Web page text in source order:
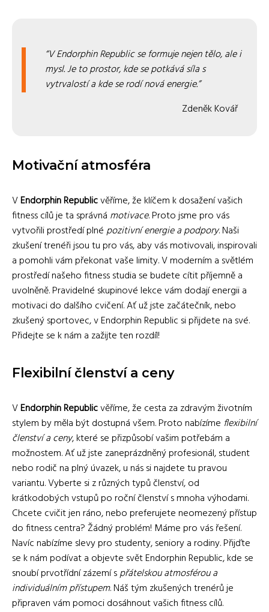
V Endorphin Republic se formuje nejen tělo, ale i
mysl. Je to prostor, kde se potkává síla s
vytrvalostí a kde se rodí nová energie.
Zdeněk Kovář
Motivační atmosféra
VEndorphin Republicvěříme, že klíčem k dosažení vašich
fitness cílů je ta správná motivace. Proto jsme pro vás
vytvořili prostředí plnépozitivní energie a podpory. Naši
zkušení trenéři jsou tu pro vás, aby vás motivovali, inspirovali
a pomohli vám překonat vaše limity. V moderním a světlém
prostředí našeho fitness studia se budete cítit příjemně a
uvolněně. Pravidelné skupinové lekce vám dodají energii a
motivaci do dalšího cvičení. Ať už jste začátečník, nebo
zkušený sportovec, v Endorphin Republic si přijdete na své.
Přidejte se k nám a zažijte ten rozdíl!
Flexibilní členství a ceny
VEndorphin Republicvěříme, že cesta za zdravým životním
stylem by měla být dostupná všem. Proto nabízíme flexibilní
členství a ceny, které se přizpůsobí vašim potřebám a
možnostem. Ať už jste zaneprázdněný profesionál, student
nebo rodič na plný úvazek, u nás si najdete tu pravou
variantu. Vyberte si z různých typů členství, od
krátkodobých vstupů po roční členství s mnoha výhodami.
Chcete cvičit jen ráno, nebo preferujete neomezený přístup
do fitness centra? Žádný problém! Máme pro vás řešení.
Navíc nabízíme slevy pro studenty, seniory a rodiny. Přijďte
se k nám podívat a objevte svět Endorphin Republic, kde se
snoubí prvotřídní zázemí spřátelskou atmosférou a
individuálním přístupem. Náš tým zkušených trenérů je
připraven vám pomoci dosáhnout vašich fitness cílů.